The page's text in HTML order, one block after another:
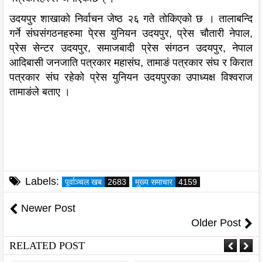
उदयपुर शाखाको निर्वाचन जेष्ठ २६ गते तोकिएको छ । तालाबन्दि
गर्ने संघसंगठनहरुमा पे्रस युनियन उदयपुर, प्रेस चौतारी नेपाल,
प्रेस सेन्टर उदयपुर, समाजबादी प्रेस संगठन उदयपुर, नेपाल
आदिबासी जनजाति पत्रकार महासंघ, तामाङं पत्रकार संघ र किरात
पत्रकार संघ रहेको प्रेस युनियन उदयपुरका उपाध्यक्ष विश्वराज
तामाङंले बताए ।
Labels: पूर्वाञ्चल खब 2683 मुख्य समाचार 4159
Newer Post
Older Post
RELATED POST